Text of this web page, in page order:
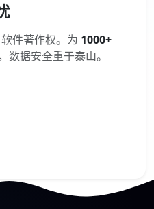
软件著作权。为 1000+
数据安全重于泰山。